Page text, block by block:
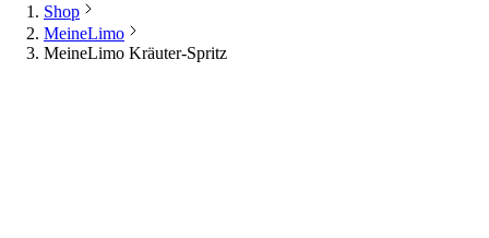
Shop
MeineLimo
MeineLimo Kräuter-Spritz